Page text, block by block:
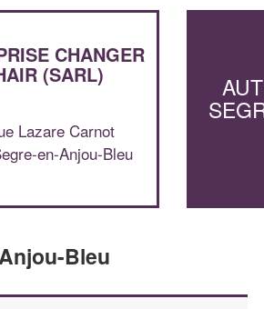
CHANGER
(SARL)
Lazare Carnot
en-Anjou-Bleu
Bleu